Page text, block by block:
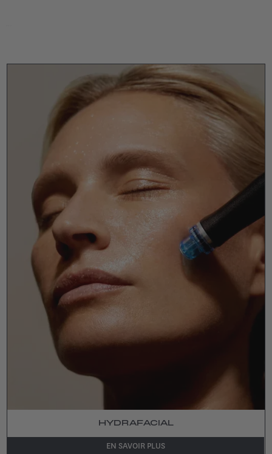
HYDRAFACIAL
EN SAVOIR PLUS